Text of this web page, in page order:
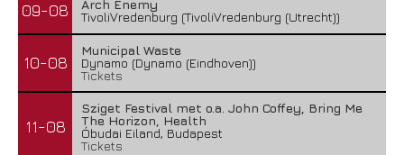
09-08
Arch Enemy
TivoliVredenburg (TivoliVredenburg (Utrecht))
10-08
Municipal Waste
Dynamo (Dynamo (Eindhoven))
Tickets
11-08
Sziget Festival met o.a. John Coffey, Bring Me
The Horizon, Health
Óbudai Eiland, Budapest
Tickets